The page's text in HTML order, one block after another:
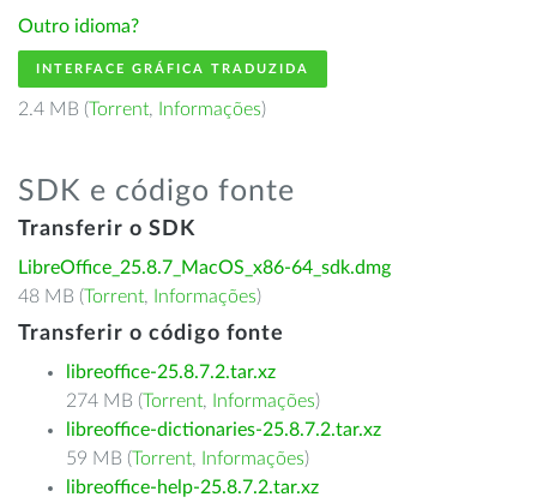
Outro idioma?
INTERFACE GRÁFICA TRADUZIDA
2.4 MB (Torrent, Informações)
SDK e código fonte
Transferir o SDK
LibreOffice_25.8.7_MacOS_x86-64_sdk.dmg
48 MB (Torrent, Informações)
Transferir o código fonte
libreoffice-25.8.7.2.tar.xz
274 MB (Torrent, Informações)
libreoffice-dictionaries-25.8.7.2.tar.xz
59 MB (Torrent, Informações)
libreoffice-help-25.8.7.2.tar.xz